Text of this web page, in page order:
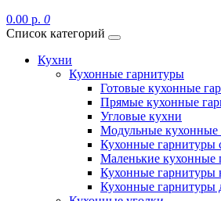
0.00 р. 0
Список категорий
Кухни
Кухонные гарнитуры
Готовые кухонные
Прямые кухонные
Угловые кухни
Модульные кухонные
Кухонные гарнитуры
Маленькие кухонные
Кухонные гарнитуры
Кухонные гарнитуры